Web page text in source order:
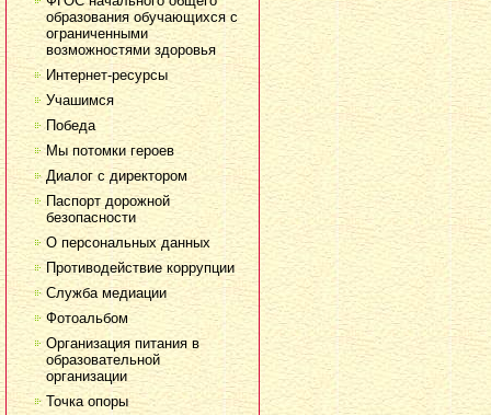
образования обучающихся с
ограниченными
возможностями здоровья
Интернет-ресурсы
Учашимся
Победа
Мы потомки героев
Диалог с директором
Паспорт дорожной
безопасности
О персональных данных
Противодействие коррупции
Служба медиации
Фотоальбом
Организация питания в
образовательной
организации
Точка опоры